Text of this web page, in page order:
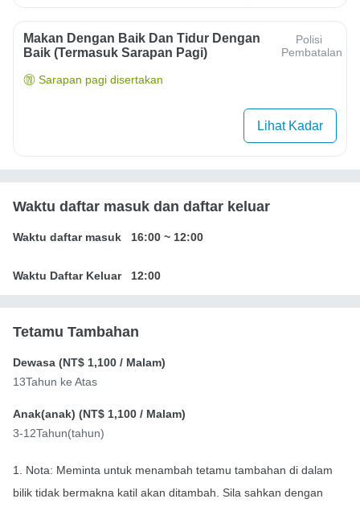
Makan Dengan Baik Dan Tidur Dengan
Baik (termasuk Sarapan Pagi)
Polisi
Pembatalan
Sarapan pagi disertakan
Lihat Kadar
Waktu daftar masuk dan daftar keluar
Waktu daftar masuk 16:00 ~ 12:00
Waktu Daftar Keluar 12:00
Tetamu Tambahan
Dewasa (NT$ 1,100 / Malam)
13Tahun ke Atas
Anak(anak) (NT$ 1,100 / Malam)
3-12Tahun(tahun)
1. Nota: Meminta untuk menambah tetamu tambahan di dalam
bilik tidak bermakna katil akan ditambah. Sila sahkan dengan